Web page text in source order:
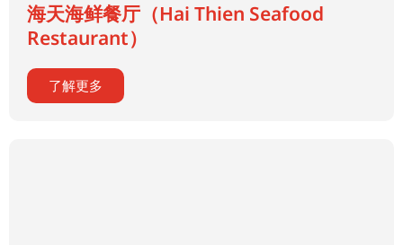
海天海鲜餐厅（Hai Thien Seafood
Restaurant）
了解更多